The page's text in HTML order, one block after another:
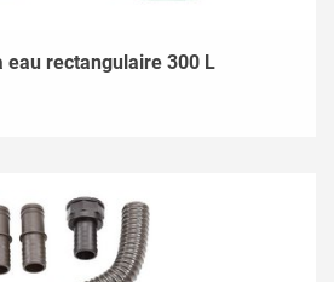
eau rectangulaire 300 L